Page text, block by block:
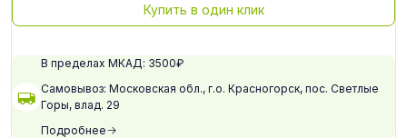
Купить в один клик
В пределах МКАД: 3500₽
Самовывоз: Московская обл., г.о. Красногорск, пос. Светлые
Горы, влад. 29
Подробнее